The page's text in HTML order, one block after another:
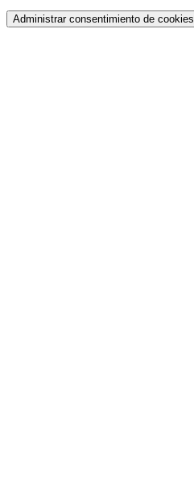
Administrar consentimiento de cookies